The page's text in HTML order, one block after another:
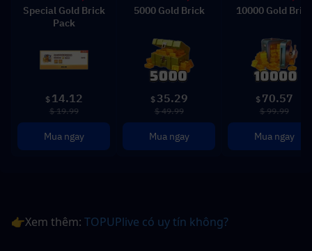
Special Gold Brick
Pack
$ 14.12
$ 19.99
Mua ngay
5000 Gold Brick
$ 35.29
$ 49.99
Mua ngay
10000 Gold Brick
$ 70.57
$ 99.99
Mua ngay
👉Xem thêm: TOPUPlive có uy tín không?